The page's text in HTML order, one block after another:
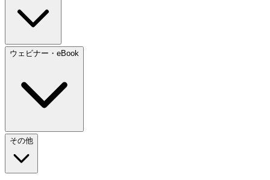
ウェビナー・eBook
その他